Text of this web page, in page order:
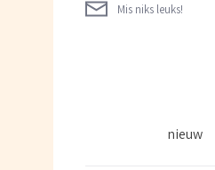
Mis niks leuks!
nieuw